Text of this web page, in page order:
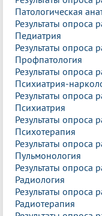
Патологическая
Результаты опроса
Педиатрия
Результаты опроса
Профпатология
Результаты опроса
Психиатрия-
Результаты опроса
Психиатрия
Результаты опроса
Психотерапия
Результаты опроса
Пульмонология
Результаты опроса
Радиология
Результаты опроса
Радиотерапия